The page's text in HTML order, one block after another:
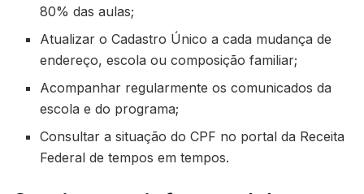
80% das aulas;
Atualizar o Cadastro Único a cada mudança de
endereço, escola ou composição familiar;
Acompanhar regularmente os comunicados da
escola e do programa;
Consultar a situação do CPF no portal da Receita
Federal de tempos em tempos.